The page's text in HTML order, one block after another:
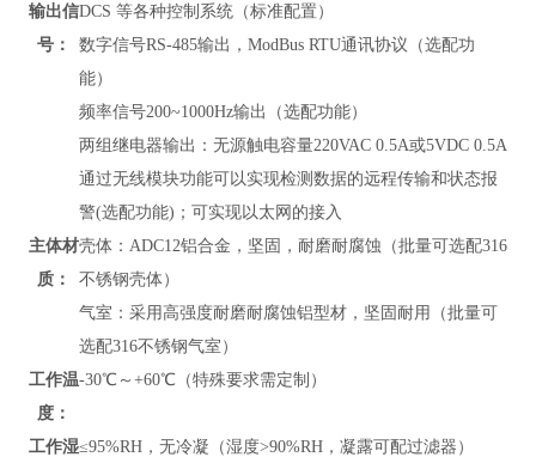
输出信
号：
DCS 等各种控制系统（标准配置）
数字信号RS-485输出， ModBus RTU通讯协议 （选配功
能）
频率信号200~1000Hz输出（选配功能）
两组继电器输出：无源触电容量220VAC 0.5A或5VDC 0.5A
通过无线模块功能可以实现检测数据的远程传输和状态报
警(选配功能)；可实现以太网的接入
主体材
质：
壳体：ADC12铝合金，坚固，耐磨耐腐蚀（批量可选配316
不锈钢壳体）
气室：采用高强度耐磨耐腐蚀铝型材，坚固耐用（批量可
选配316不锈钢气室）
工作温
度：
-30℃～+60℃（特殊要求需定制）
工作湿≤95%RH，无冷凝（湿度>90%RH，凝露可配过滤器）